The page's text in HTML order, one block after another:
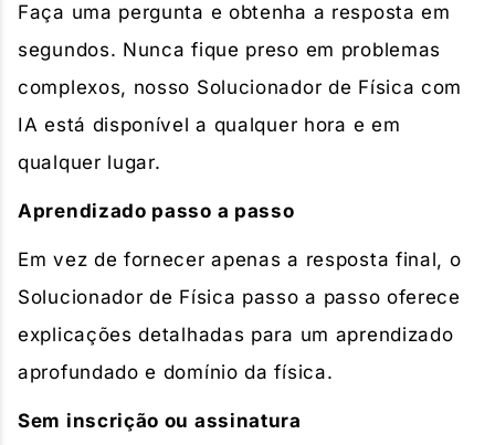
Faça uma pergunta e obtenha a resposta em
segundos. Nunca fique preso em problemas
complexos, nosso Solucionador de Física com
IA está disponível a qualquer hora e em
qualquer lugar.
Aprendizado passo a passo
Em vez de fornecer apenas a resposta final, o
Solucionador de Física passo a passo oferece
explicações detalhadas para um aprendizado
aprofundado e domínio da física.
Sem inscrição ou assinatura